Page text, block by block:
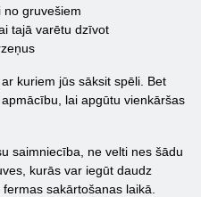
no gruvešiem
tajā varētu dzīvot
kuriem jūs sāksit spēli. Bet
lai apgūtu vienkāršas
saimniecība, ne velti nes šādu
kurās var iegūt daudz
sakārtošanas laikā.